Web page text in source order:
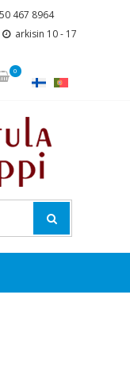
467 8964
arkisin 10 - 17
0